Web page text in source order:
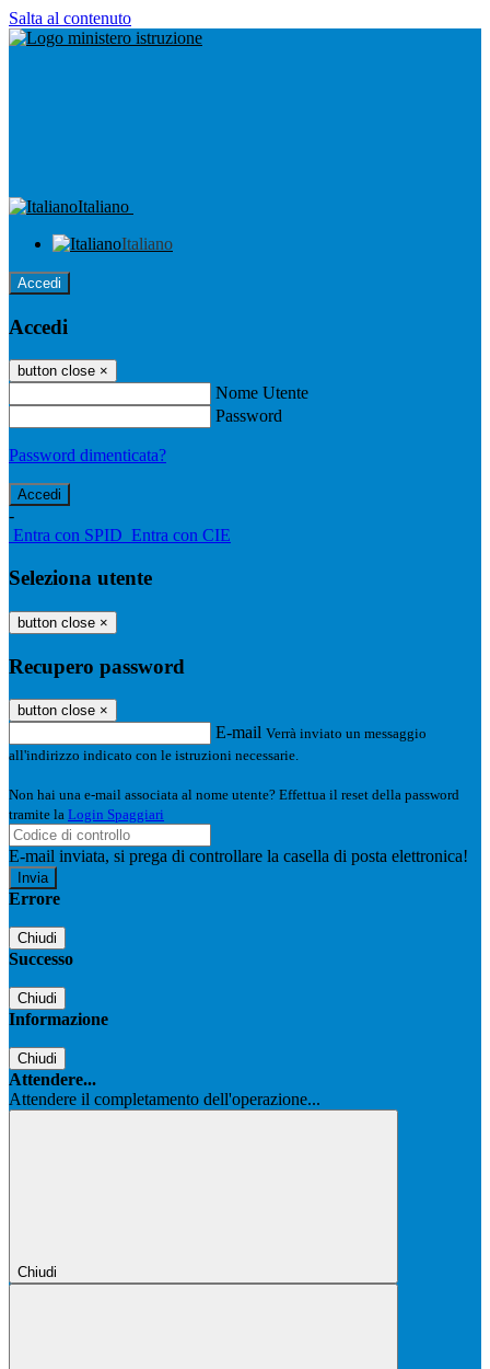
Salta al contenuto
Italiano
Italiano
Accedi
Accedi
button close ×
Nome Utente
Password
Password dimenticata?
-
Entra con SPID Entra con CIE
Seleziona utente
button close ×
Recupero password
button close ×
E-mail Verrà inviato un messaggio
all'indirizzo indicato con le istruzioni necessarie.
Non hai una e-mail associata al nome utente? Effettua il reset della password
tramite la Login Spaggiari
E-mail inviata, si prega di controllare la casella di posta elettronica!
Errore
Chiudi
Successo
Chiudi
Informazione
Chiudi
Attendere...
Attendere il completamento dell'operazione...
Chiudi